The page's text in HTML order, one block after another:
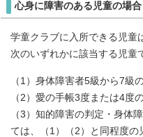
心身に障害のある児童の場合
学童クラブに入所できる児童
次のいずれかに該当する児童
（1）身体障害者5級から7級
（2）愛の手帳3度または4度
（3）知的障害の判定・身体
ては、（1）（2）と同程度の